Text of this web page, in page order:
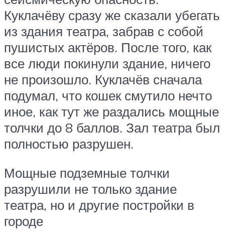
Куклачёву сразу же сказали убегать
из здания театра, забрав с собой
пушистых актёров. После того, как
все люди покинули здание, ничего
не произошло. Куклачёв сначала
подумал, что кошек смутило нечто
иное, как тут же раздались мощные
толчки до 8 баллов. Зал театра был
полностью разрушен.
Мощные подземные толчки
разрушили не только здание
театра, но и другие постройки в
городе